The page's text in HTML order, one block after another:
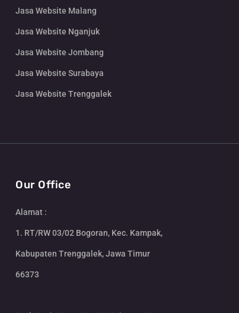
Jasa Website Malang
Jasa Website Nganjuk
Jasa Website Jombang
Jasa Website Surabaya
Jasa Website Trenggalek
Our Office
Alamat :
1. RT/RW 03/02 Bogoran, Kec. Kampak,
Kabupaten Trenggalek, Jawa Timur
66373